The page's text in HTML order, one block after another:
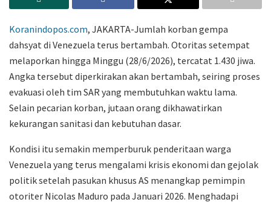
Koranindopos.com, JAKARTA-Jumlah korban gempa
dahsyat di Venezuela terus bertambah. Otoritas setempat
melaporkan hingga Minggu (28/6/2026), tercatat 1.430 jiwa.
Angka tersebut diperkirakan akan bertambah, seiring proses
evakuasi oleh tim SAR yang membutuhkan waktu lama.
Selain pecarian korban, jutaan orang dikhawatirkan
kekurangan sanitasi dan kebutuhan dasar.
Kondisi itu semakin memperburuk penderitaan warga
Venezuela yang terus mengalami krisis ekonomi dan gejolak
politik setelah pasukan khusus AS menangkap pemimpin
otoriter Nicolas Maduro pada Januari 2026. Menghadapi